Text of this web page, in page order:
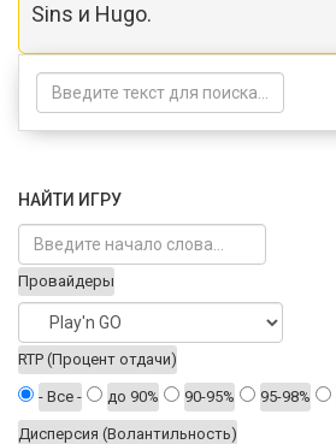
Sins и Hugo.
НАЙТИ ИГРУ
Провайдеры
RTP (Процент отдачи)
- Все - до 90% 90-95% 95-98%
Дисперсия (Волантильность)